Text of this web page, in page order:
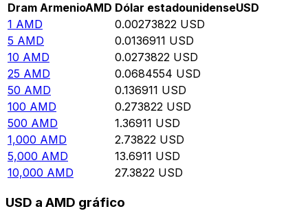
Dram ArmenioAMD Dólar estadounidenseUSD
1 AMD 0.00273822 USD
5 AMD 0.0136911 USD
10 AMD 0.0273822 USD
25 AMD 0.0684554 USD
50 AMD 0.136911 USD
100 AMD 0.273822 USD
500 AMD 1.36911 USD
1,000 AMD 2.73822 USD
5,000 AMD 13.6911 USD
10,000 AMD 27.3822 USD
USD a AMD gráfico